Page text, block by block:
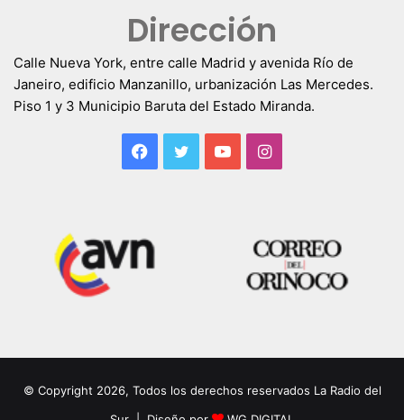
Dirección
Calle Nueva York, entre calle Madrid y avenida Río de
Janeiro, edificio Manzanillo, urbanización Las Mercedes.
Piso 1 y 3 Municipio Baruta del Estado Miranda.
Facebook
TwitterYouTubeInstagram
© Copyright 2026, Todos los derechos reservados La Radio del